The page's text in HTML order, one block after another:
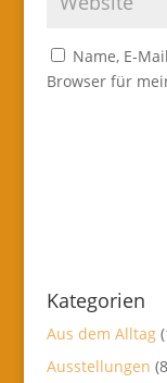
Name, E-
Browser für
Kategorien
Aus dem Alltag
Ausstellungen